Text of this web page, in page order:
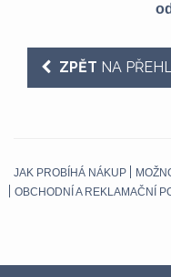
ZPĚT NA
JAK PROBÍHÁ NÁKUP
OBCHODNÍ A REKLAMAČNÍ